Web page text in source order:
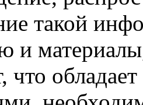
такой
и
что